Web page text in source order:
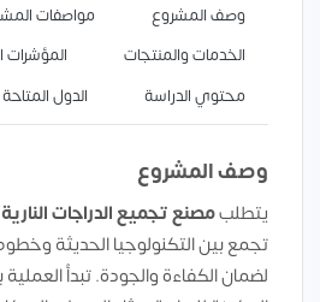
وصف المشروع
مواصفات
الخدمات والمنتجات
المؤشرات
محتوي الدراسة
الدول المتاحة
وصف المشروع
يتطلبمصنع تجميع الدراجات النارية
تجمع بين التكنولوجيا الحديثة
لضمان الكفاءة والجودة. تبدأ العملية